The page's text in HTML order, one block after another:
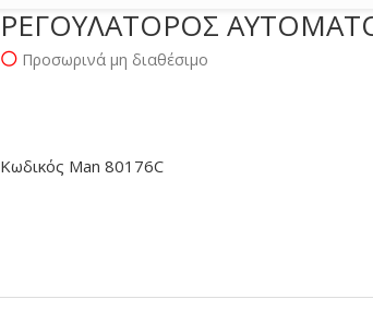
ΡΕΓΟΥΛΑΤΟΡΟΣ
Προσωρινά μη διαθέσιμο
Κωδικός Man 80176C